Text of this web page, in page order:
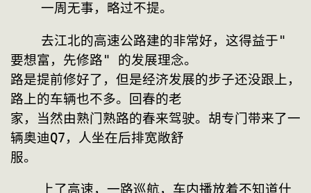
    一周无事，略过不提。
要想富，先修路" 的发展理念。
路是提前修好了，但是经济发展的步子还没跟上，
路上的车辆也不多。回春的老
家，当然由熟门熟路的春来驾驶。胡专门带来了一
辆奥迪Q7，人坐在后排宽敞舒
服。